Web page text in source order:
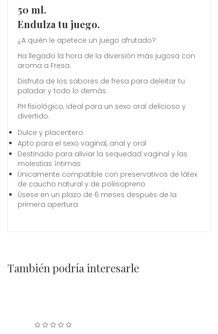
50 ml.
Endulza tu juego.
¿A quién le apetece un juego afrutado?
Ha llegado la hora de la diversión más jugosa con
aroma a Fresa.
Disfruta de los sabores de fresa para deleitar tu
paladar y todo lo demás.
PH fisiológico, ideal para un sexo oral delicioso y
divertido.​
Dulce y placentero​​
Apto para el sexo vaginal, anal y oral​​
Destinado para aliviar la sequedad vaginal y las
molestias íntimas​
Únicamente compatible con preservativos de látex
de caucho natural y de poliisopreno
Úsese en un plazo de 6 meses después de la
primera apertura
También podría interesarle